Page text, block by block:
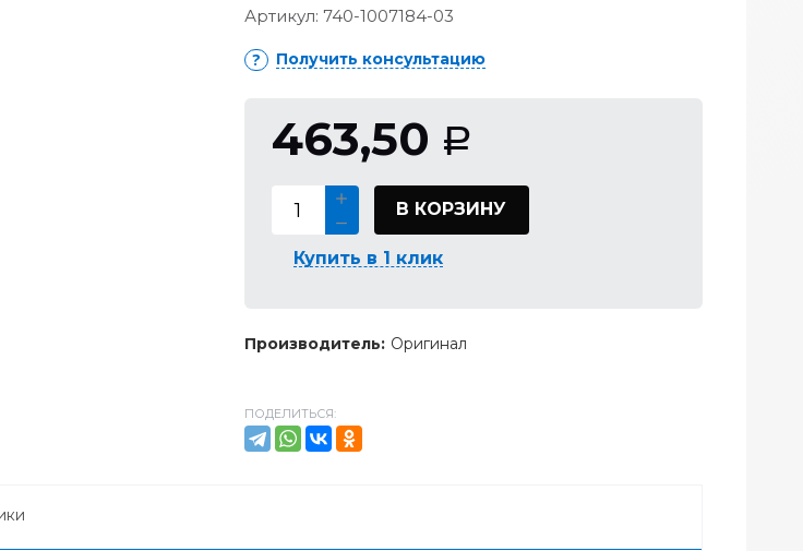
Артикул: 740-1007184-03
Получить консультацию
463,50 Р
В КОРЗИНУ
Купить в 1 клик
Производитель: Оригинал
ПОДЕЛИТЬСЯ: